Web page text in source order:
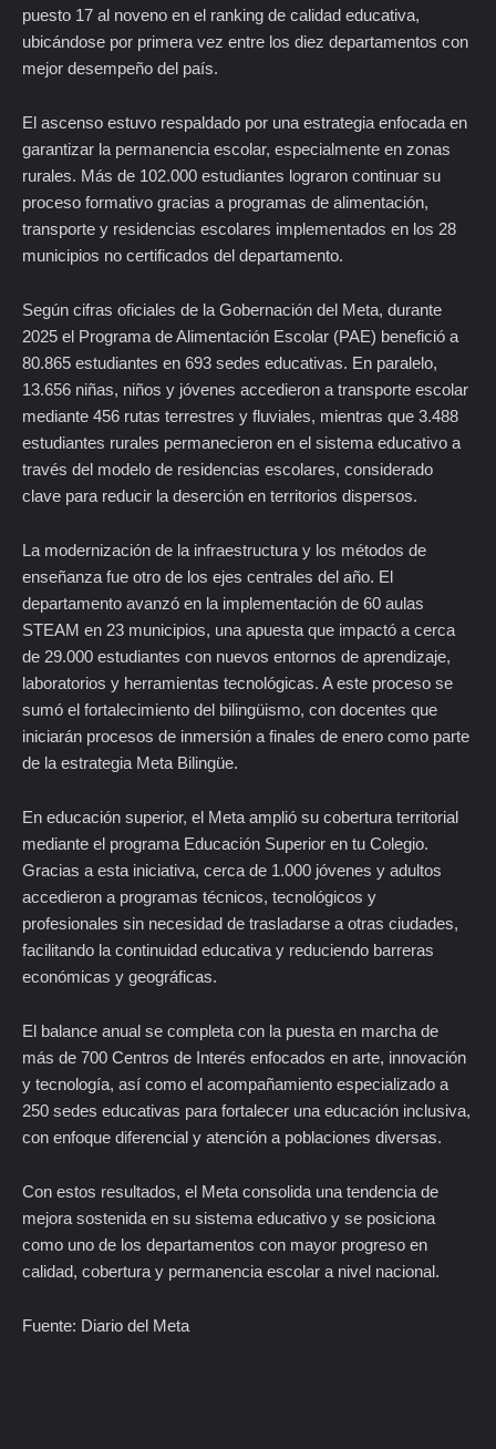
puesto 17 al noveno en el ranking de calidad educativa,
ubicándose por primera vez entre los diez departamentos con
mejor desempeño del país.
El ascenso estuvo respaldado por una estrategia enfocada en
garantizar la permanencia escolar, especialmente en zonas
rurales. Más de 102.000 estudiantes lograron continuar su
proceso formativo gracias a programas de alimentación,
transporte y residencias escolares implementados en los 28
municipios no certificados del departamento.
Según cifras oficiales de la Gobernación del Meta, durante
2025 el Programa de Alimentación Escolar (PAE) benefició a
80.865 estudiantes en 693 sedes educativas. En paralelo,
13.656 niñas, niños y jóvenes accedieron a transporte escolar
mediante 456 rutas terrestres y fluviales, mientras que 3.488
estudiantes rurales permanecieron en el sistema educativo a
través del modelo de residencias escolares, considerado
clave para reducir la deserción en territorios dispersos.
La modernización de la infraestructura y los métodos de
enseñanza fue otro de los ejes centrales del año. El
departamento avanzó en la implementación de 60 aulas
STEAM en 23 municipios, una apuesta que impactó a cerca
de 29.000 estudiantes con nuevos entornos de aprendizaje,
laboratorios y herramientas tecnológicas. A este proceso se
sumó el fortalecimiento del bilingüismo, con docentes que
iniciarán procesos de inmersión a finales de enero como parte
de la estrategia Meta Bilingüe.
En educación superior, el Meta amplió su cobertura territorial
mediante el programa Educación Superior en tu Colegio.
Gracias a esta iniciativa, cerca de 1.000 jóvenes y adultos
accedieron a programas técnicos, tecnológicos y
profesionales sin necesidad de trasladarse a otras ciudades,
facilitando la continuidad educativa y reduciendo barreras
económicas y geográficas.
El balance anual se completa con la puesta en marcha de
más de 700 Centros de Interés enfocados en arte, innovación
y tecnología, así como el acompañamiento especializado a
250 sedes educativas para fortalecer una educación inclusiva,
con enfoque diferencial y atención a poblaciones diversas.
Con estos resultados, el Meta consolida una tendencia de
mejora sostenida en su sistema educativo y se posiciona
como uno de los departamentos con mayor progreso en
calidad, cobertura y permanencia escolar a nivel nacional.
Fuente: Diario del Meta